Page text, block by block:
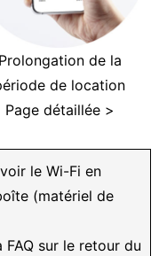
Prolongation de la
de location
Page détaillée >
le Wi-Fi en
(matériel de
sur le retour du